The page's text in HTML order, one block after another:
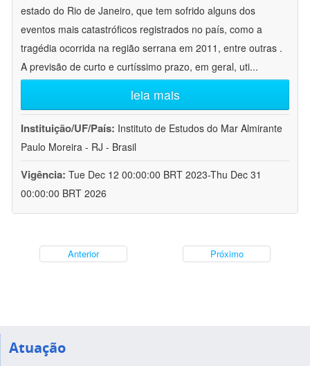
estado do Rio de Janeiro, que tem sofrido alguns dos
eventos mais catastróficos registrados no país, como a
tragédia ocorrida na região serrana em 2011, entre outras .
A previsão de curto e curtíssimo prazo, em geral, uti...
leia mais
Instituição/UF/País: Instituto de Estudos do Mar Almirante
Paulo Moreira - RJ - Brasil
Vigência: Tue Dec 12 00:00:00 BRT 2023-Thu Dec 31
00:00:00 BRT 2026
Anterior Próximo
Atuação